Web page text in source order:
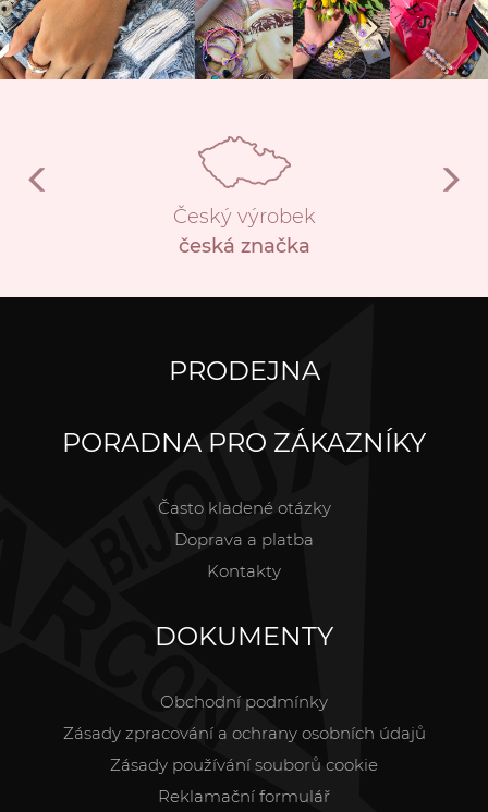
Český výrobek
česká značka
PRODEJNA
PORADNA PRO ZÁKAZNÍKY
Často kladené otázky
Doprava a platba
Kontakty
DOKUMENTY
Obchodní podmínky
Zásady zpracování a ochrany osobních údajů
Zásady používání souborů cookie
Reklamační formulář